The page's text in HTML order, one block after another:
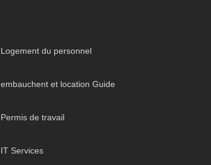
Logement du personnel
embauchent et location Guide
Permis de travail
IT Services